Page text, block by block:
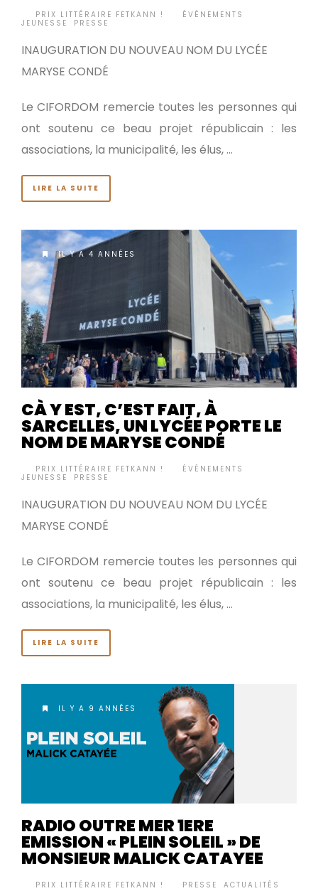
PRIX LITTÉRAIRE FETKANN ! ÉVÉNEMENTS
JEUNESSE
PRESSE
INAUGURATION DU NOUVEAU NOM DU LYCÉE
MARYSE CONDÉ
Le CIFORDOM remercie toutes les personnes qui
ont soutenu ce beau projet républicain : les
associations, la municipalité, les élus, …
LIRE LA SUITE
IL Y A 4 ANNÉES
CÀ Y EST, C’EST FAIT, À
SARCELLES, UN LYCÉE PORTE LE
NOM DE MARYSE CONDÉ
PRIX LITTÉRAIRE FETKANN ! ÉVÉNEMENTS
JEUNESSE
PRESSE
INAUGURATION DU NOUVEAU NOM DU LYCÉE
MARYSE CONDÉ
Le CIFORDOM remercie toutes les personnes qui
ont soutenu ce beau projet républicain : les
associations, la municipalité, les élus, …
LIRE LA SUITE
IL Y A 9 ANNÉES
RADIO OUTRE MER 1ERE
EMISSION « PLEIN SOLEIL » DE
MONSIEUR MALICK CATAYEE
PRIX LITTÉRAIRE FETKANN ! PRESSE ACTUALITÉS